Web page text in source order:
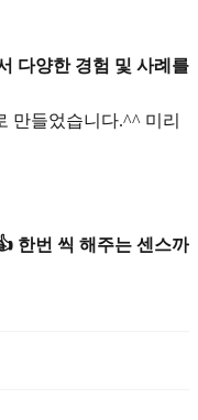
다양한 경험 및 사례를
만들었습니다.^^ 미리
한번 씩 해주는 센스까